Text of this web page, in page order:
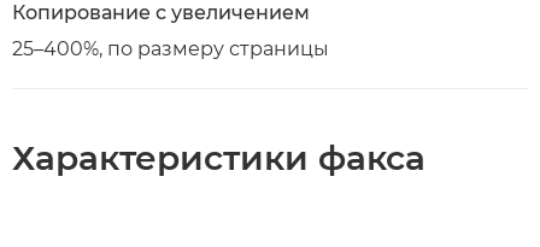
Копирование с увеличением
25–400%, по размеру страницы
Характеристики факса